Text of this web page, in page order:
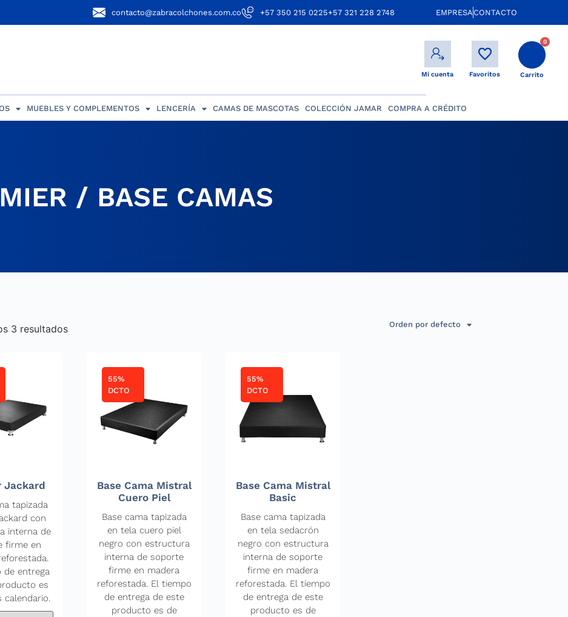
contacto@zabracolchones.com.co +57 350 215 0225+57 321 228 2748 EMPRESA CONTACTO
Mi cuenta Favoritos
0
Carrito
MUEBLES Y COMPLEMENTOS LENCERÍA CAMAS DE MASCOTAS COLECCIÓN JAMAR COMPRA A CRÉDITO
/ BASE CAMAS
Orden por defecto
3 resultados
Jackard
tapizada
con
interna de
firme en
de entrega
es
calendario.
55%
DCTO
Base Cama Mistral
Cuero Piel
Base cama tapizada
en tela cuero piel
negro con estructura
interna de soporte
firme en madera
reforestada. El tiempo
de entrega de este
producto es de
55%
DCTO
Base Cama Mistral
Basic
Base cama tapizada
en tela sedacrón
negro con estructura
interna de soporte
firme en madera
reforestada. El tiempo
de entrega de este
producto es de